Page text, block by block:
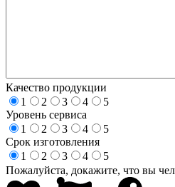
Качество продукции
1
2 3 4
5
Уровень сервиса
1
2 3 4
5
Срок изготовления
1
2 3 4
5
Пожалуйста, докажите, что вы